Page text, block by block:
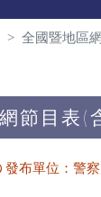
全國暨地區
節目表(
發布單位：警